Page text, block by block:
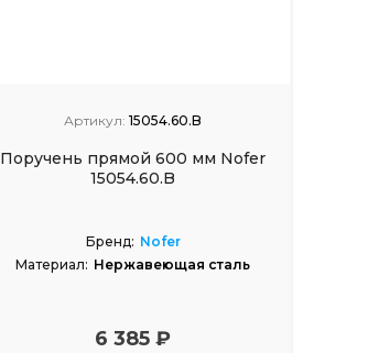
Артикул: 15054.60.B
Поручень прямой 600 мм Nofer
15054.60.B
Бренд: Nofer
Материал: Нержавеющая сталь
6 385 ₽